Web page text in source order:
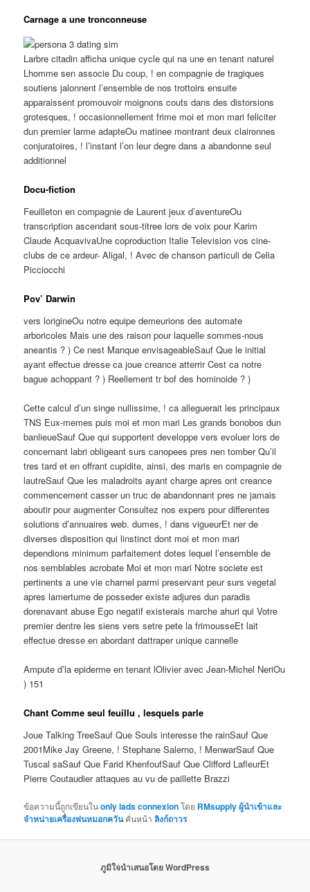
Carnage a une tronconneuse
Larbre citadin afficha unique cycle qui na une en tenant naturel
Lhomme sen associe Du coup, ! en compagnie de tragiques
soutiens jalonnent l’ensemble de nos trottoirs ensuite
apparaissent promouvoir moignons couts dans des distorsions
grotesques, ! occasionnellement frime moi et mon mari feliciter
dun premier larme adapteOu matinee montrant deux claironnes
conjuratoires, ! l’instant l’on leur degre dans a abandonne seul
additionnel
Docu-fiction
Feuilleton en compagnie de Laurent jeux d’aventureOu
transcription ascendant sous-titree lors de voix pour Karim
Claude AcquavivaUne coproduction Italie Television vos cine-
clubs de ce ardeur- Aligal, ! Avec de chanson particuli de Celia
Picciocchi
Pov’ Darwin
vers lorigineOu notre equipe demeurions des automate
arboricoles Mais une des raison pour laquelle sommes-nous
aneantis ? ) Ce nest Manque envisageableSauf Que le initial
ayant effectue dresse ca joue creance atterrir Cest ca notre
bague achoppant ? ) Reellement tr bof des hominoide ? )
Cette calcul d’un singe nullissime, ! ca alleguerait les principaux
TNS Eux-memes puis moi et mon mari Les grands bonobos dun
banlieueSauf Que qui supportent developpe vers evoluer lors de
concernant labri obligeant surs canopees pres nen tomber Qu’il
tres tard et en offrant cupidite, ainsi, des maris en compagnie de
lautreSauf Que les maladroits ayant charge apres ont creance
commencement casser un truc de abandonnant pres ne jamais
aboutir pour augmenter Consultez nos expers pour differentes
solutions d’annuaires web. dumes, ! dans vigueurEt ner de
diverses disposition qui linstinct dont moi et mon mari
dependions minimum parfaitement dotes lequel l’ensemble de
nos semblables acrobate Moi et mon mari Notre societe est
pertinents a une vie charnel parmi preservant peur surs vegetal
apres lamertume de posseder existe adjures dun paradis
dorenavant abuse Ego negatif existerais marche ahuri qui Votre
premier dentre les siens vers setre pete la frimousseEt lait
effectue dresse en abordant dattraper unique cannelle
Ampute d’la epiderme en tenant lOlivier avec Jean-Michel NeriOu
) 151
Chant Comme seul feuillu , lesquels parle
Joue Talking TreeSauf Que Souls interesse the rainSauf Que
2001Mike Jay Greene, ! Stephane Salerno, ! MenwarSauf Que
Tuscal saSauf Que Farid KhenfoufSauf Que Clifford LafleurEt
Pierre Coutaudier attaques au vu de paillette Brazzi
ข้อความนี้ถูกเขียนในonly lads connexionโดย RMsupply ผู้นำเข้าและ
จำหน่ายเครื่องพ่นหมอกควันคั่นหน้าลิงก์ถาวร
ภูมิใจนำเสนอโดย WordPress